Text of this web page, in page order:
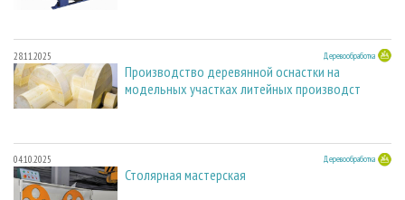
28.11.2025 Деревообработка
Производство деревянной оснастки на
модельных участках литейных производст
04.10.2025 Деревообработка
Столярная мастерская